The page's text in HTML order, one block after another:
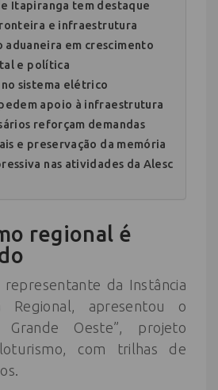
Itapiranga tem destaque
e infraestrutura
aduaneira em crescimento
e política
sistema elétrico
apoio à infraestrutura
reforçam demandas
e preservação da memória
nas atividades da Alesc
regional é
representante da Instância
Regional, apresentou o
Grande Oeste”, projeto
com trilhas de